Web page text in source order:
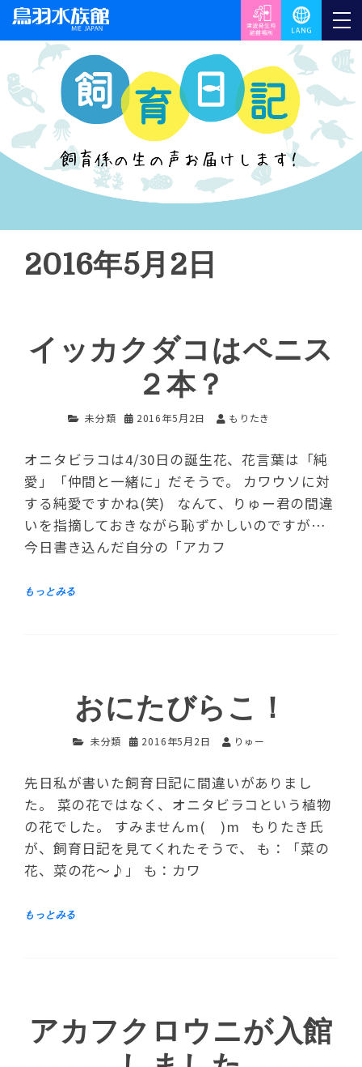
2016年5月2日
イッカクダコはペニス
２本？
未分類 2016年5月2日 もりたき
オニタビラコは4/30日の誕生花、花言葉は「純
愛」「仲間と一緒に」だそうで。 カワウソに対
する純愛ですかね(笑) なんて、りゅー君の間違
いを指摘しておきながら恥ずかしいのですが…
今日書き込んだ自分の「アカフ
おにたびらこ！
未分類 2016年5月2日 りゅー
先日私が書いた飼育日記に間違いがありまし
た。 菜の花ではなく、オニタビラコという植物
の花でした。 すみませんm( )m もりたき氏
が、飼育日記を見てくれたそうで、 も：「菜の
花、菜の花～♪」 も：カワ
アカフクロウニが入館